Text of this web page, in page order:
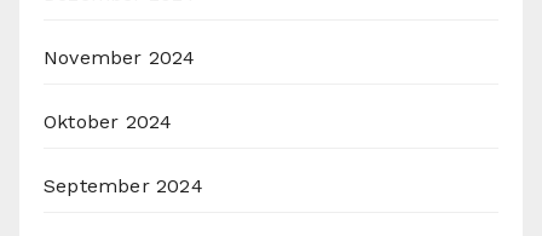
November 2024
Oktober 2024
September 2024